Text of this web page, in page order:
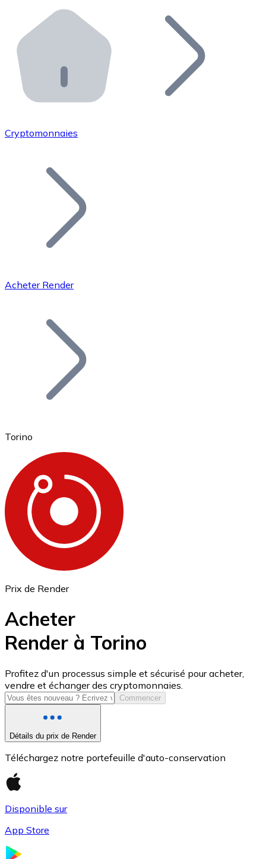
Distributeurs automatiques Bitnovo
Intégrez un ATM Bitnovo dans votre entreprise et
API Bitnovo
Intégrez notre API dans votre écosystème.
Rejoignez notre réseau de distributeurs et
Ajoutez le token de votre projet à notre service
Bitcoin
Ethereum
ETH
USD Coin
USDC
Cryptomonnaies
Acheter Render
Torino
Prix de Render
Acheter
Render à Torino
Profitez d'un processus simple et sécurisé pour acheter,
vendre et échanger des cryptomonnaies.
Commencer
Détails du prix de Render
Téléchargez notre portefeuille d'auto-conservation
Disponible sur
App Store